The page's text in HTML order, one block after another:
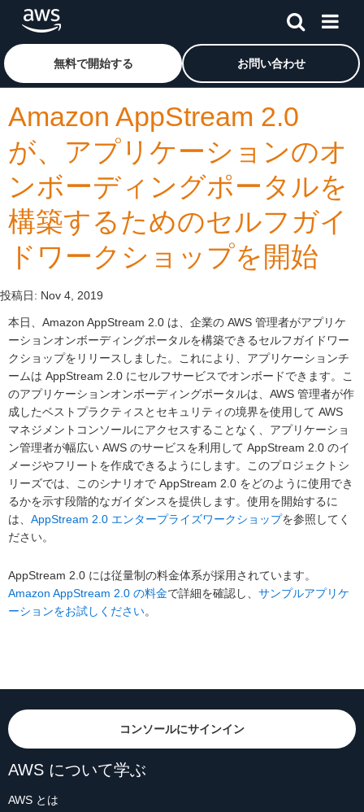
メインコンテンツに移動
アマゾン ウェブ サービスのホームページに戻るには、こ
無料で開始する お問い合わせ
Amazon AppStream 2.0
が、アプリケーションのオ
ンボーディングポータルを
構築するためのセルフガイ
ドワークショップを開始
投稿日: Nov 4, 2019
本日、Amazon AppStream 2.0 は、企業の AWS 管理者がアプリケ
ーションオンボーディングポータルを構築できるセルフガイドワー
クショップをリリースしました。これにより、アプリケーションチ
ームは AppStream 2.0 にセルフサービスでオンボードできます。こ
のアプリケーションオンボーディングポータルは、AWS 管理者が作
成したベストプラクティスとセキュリティの境界を使用して AWS
マネジメントコンソールにアクセスすることなく、アプリケーショ
ン管理者が幅広い AWS のサービスを利用して AppStream 2.0 のイ
メージやフリートを作成できるようにします。このプロジェクトシ
リーズでは、このシナリオで AppStream 2.0 をどのように使用でき
るかを示す段階的なガイダンスを提供します。使用を開始するに
は、 AppStream 2.0 エンタープライズワークショップを参照してく
ださい。
AppStream 2.0 には従量制の料金体系が採用されています。
Amazon AppStream 2.0 の料金で詳細を確認し、 サンプルアプリケ
ーションをお試しください。
コンソールにサインイン
AWS について学ぶ
AWS とは